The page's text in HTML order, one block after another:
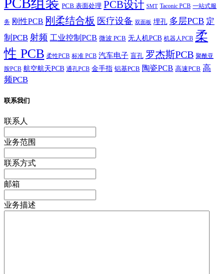
PCB 表面处理 PCB设计 SMT Taconic PCB 一站式服
务 刚性PCB 刚柔结合板 医疗设备 双面板 埋孔 多层PCB 定
制PCB 射频 工业控制PCB 微波 PCB 无人机PCB 机器人PCB 柔
性 PCB 柔性PCB 标准 PCB 汽车电子 盲孔 罗杰斯PCB 聚酰亚
胺PCB 航空航天PCB 通孔PCB 金手指 铝基PCB 陶瓷PCB 高速PCB 高
频PCB
联系我们
联系人
业务范围
联系方式
邮箱
业务描述